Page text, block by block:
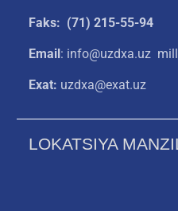
Faks: (71) 215-55-94
Email: info@uzdxa.uz
Exat: uzdxa@exat.uz
LOKATSIYA